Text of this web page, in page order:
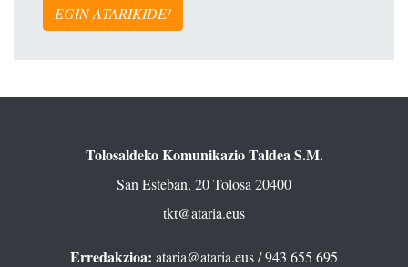
EGIN ATARIKIDE!
Tolosaldeko Komunikazio Taldea S.M.
San Esteban, 20 Tolosa 20400
tkt@ataria.eus
Erredakzioa: ataria@ataria.eus/ 943 655 695